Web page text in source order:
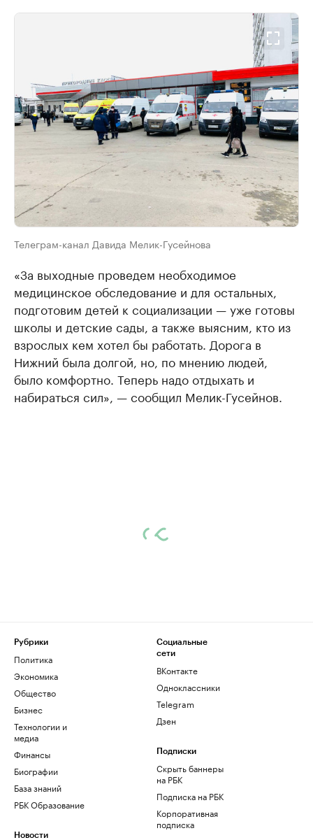
Телеграм-канал Давида Мелик-Гусейнова
«За выходные проведем необходимое
медицинское обследование и для остальных,
подготовим детей к социализации — уже готовы
школы и детские сады, а также выясним, кто из
взрослых кем хотел бы работать. Дорога в
Нижний была долгой, но, по мнению людей,
было комфортно. Теперь надо отдыхать и
набираться сил», — сообщил Мелик-Гусейнов.
Рубрики
Политика
Экономика
Общество
Бизнес
Технологии и
медиа
Финансы
Биографии
База знаний
РБК Образование
Новости
Социальные
сети
ВКонтакте
Одноклассники
Telegram
Дзен
Подписки
Скрыть баннеры
на РБК
Подписка на РБК
Корпоративная
подписка